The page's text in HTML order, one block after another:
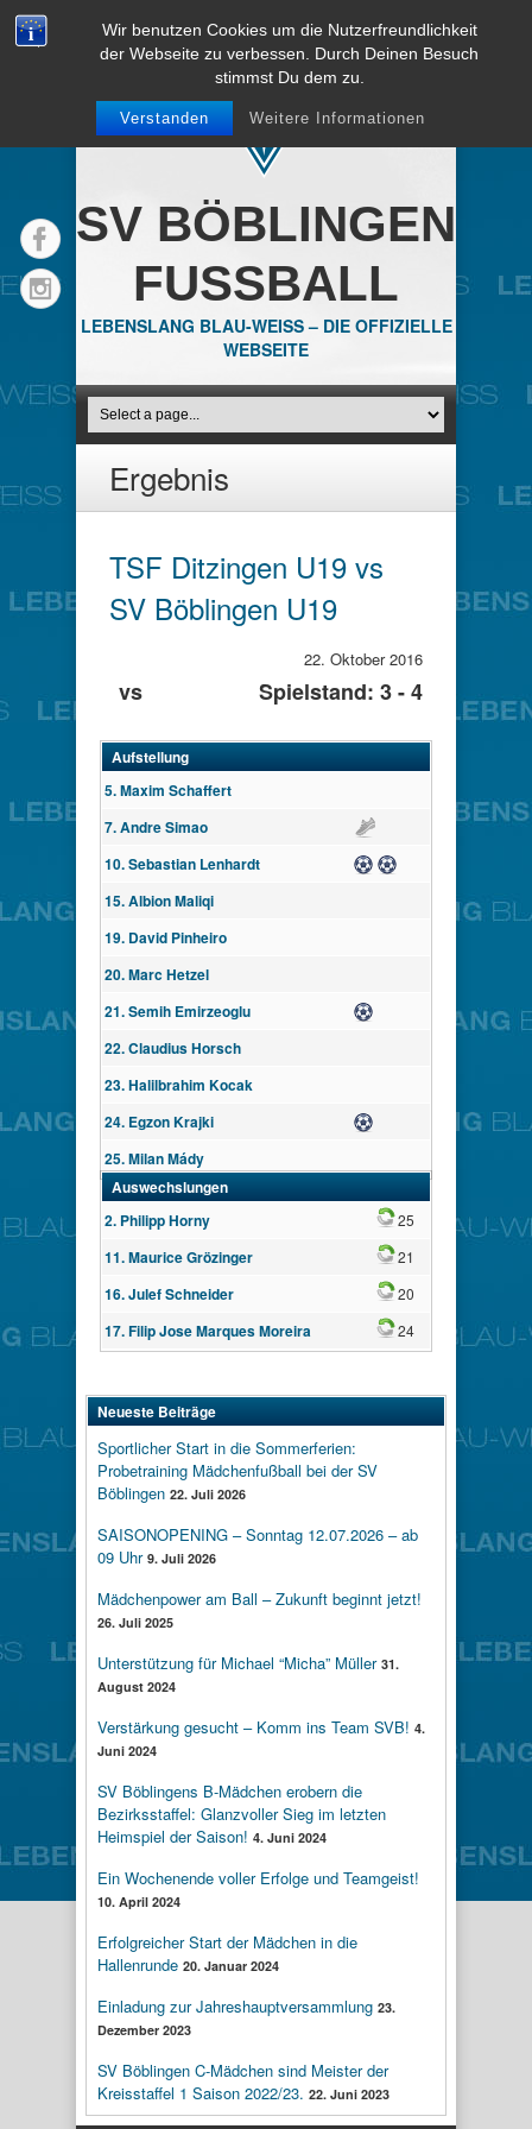
Wir benutzen Cookies um die Nutzerfreundlichkeit
der Webseite zu verbessen. Durch Deinen Besuch
stimmst Du dem zu.
Verstanden Weitere Informationen
SV BÖBLINGEN
FUSSBALL
LEBENSLANG BLAU-WEISS – DIE OFFIZIELLE
WEBSEITE
Ergebnis
TSF Ditzingen U19 vs
SV Böblingen U19
vs
22. Oktober 2016
Spielstand: 3 - 4
Aufstellung
5. Maxim Schaffert
7. Andre Simao
10. Sebastian Lenhardt
TorTor
15. Albion Maliqi
19. David Pinheiro
20. Marc Hetzel
21. Semih Emirzeoglu
Tor
22. Claudius Horsch
23. Halilbrahim Kocak
24. Egzon Krajki
25. Milan Mády
Auswechslungen
2. Philipp Horny
25
11. Maurice Grözinger 21
16. Julef Schneider 20
17. Filip Jose Marques Moreira
Wechsel 24
Neueste Beiträge
Sportlicher Start in die Sommerferien:
Probetraining Mädchenfußball bei der SV
Böblingen 22. Juli 2026
SAISONOPENING – Sonntag 12.07.2026 – ab
09 Uhr 9. Juli 2026
Mädchenpower am Ball – Zukunft beginnt jetzt!
26. Juli 2025
Unterstützung für Michael “Micha” Müller 31.
August 2024
Verstärkung gesucht – Komm ins Team SVB! 4.
Juni 2024
SV Böblingens B-Mädchen erobern die
Bezirksstaffel: Glanzvoller Sieg im letzten
Heimspiel der Saison! 4. Juni 2024
Ein Wochenende voller Erfolge und Teamgeist!
10. April 2024
Erfolgreicher Start der Mädchen in die
Hallenrunde 20. Januar 2024
Einladung zur Jahreshauptversammlung 23.
Dezember 2023
SV Böblingen C-Mädchen sind Meister der
Kreisstaffel 1 Saison 2022/23. 22. Juni 2023